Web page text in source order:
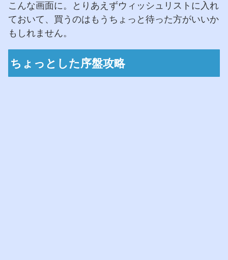
こんな画面に。とりあえずウィッシュリストに入れ
ておいて、買うのはもうちょっと待った方がいいか
もしれません。
ちょっとした序盤攻略